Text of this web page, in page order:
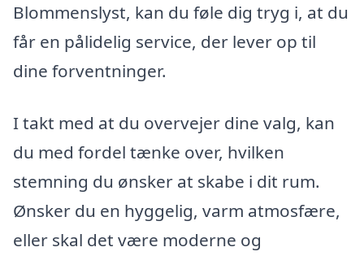
Blommenslyst, kan du føle dig tryg i, at du
får en pålidelig service, der lever op til
dine forventninger.
I takt med at du overvejer dine valg, kan
du med fordel tænke over, hvilken
stemning du ønsker at skabe i dit rum.
Ønsker du en hyggelig, varm atmosfære,
eller skal det være moderne og